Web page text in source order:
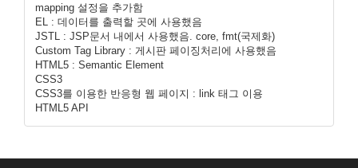
mapping 설정을 추가함
EL : 데이터를 출력할 곳에 사용했음
JSTL : JSP문서 내에서 사용했음. core, fmt(국제화)
Custom Tag Library : 게시판 페이징처리에 사용했음
HTML5 : Semantic Element
CSS3
CSS3를 이용한 반응형 웹 페이지 : link 태그 이용
HTML5 API